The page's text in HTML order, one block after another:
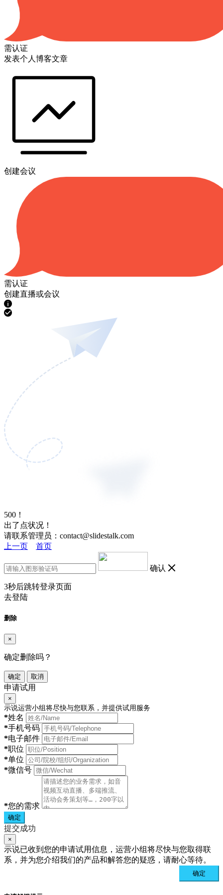
需认证
发表个人博客文章
创建会议
需认证
创建直播或会议
500！
出了点状况！
请联系管理员：contact@slidestalk.com
上一页
首页
确认
3秒后跳转登录页面
去登陆
删除
×
确定删除吗？
确定 取消
申请试用
×
示说运营小组将尽快与您联系，并提供试用服务
*姓名
*手机号码
*电子邮件
*职位
*单位
*微信号
*您的需求
确定
提交成功
×
示说已收到您的申请试用信息，运营小组将尽快与您取得联
系，并为您介绍我们的产品和解答您的疑惑，请耐心等待。
确定